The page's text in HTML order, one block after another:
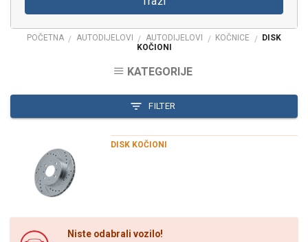
POČETNA / AUTODIJELOVI / AUTODIJELOVI / KOČNICE / DISK
KOČIONI
KATEGORIJE
FILTER
DISK KOČIONI
Niste odabrali vozilo!